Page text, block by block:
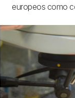
europeos como